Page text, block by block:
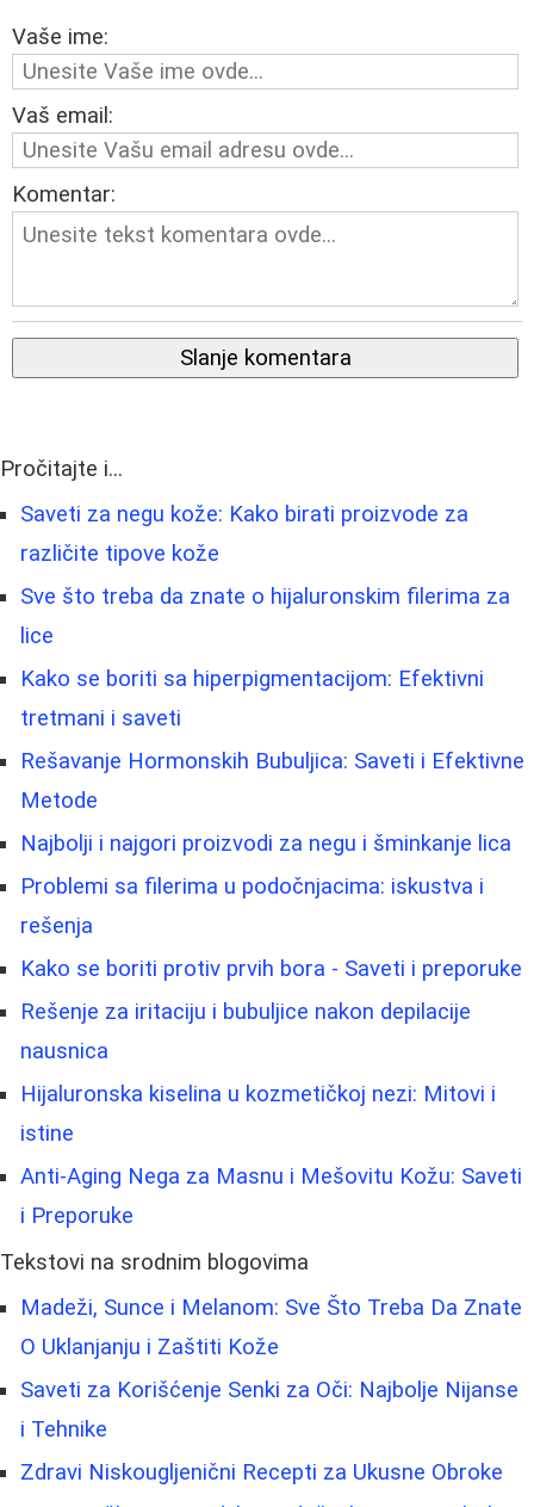
Vaše ime:
Vaš email:
Komentar:
Slanje komentara
Pročitajte i...
Saveti za negu kože: Kako birati proizvode za
različite tipove kože
Sve što treba da znate o hijaluronskim filerima za
lice
Kako se boriti sa hiperpigmentacijom: Efektivni
tretmani i saveti
Rešavanje Hormonskih Bubuljica: Saveti i Efektivne
Metode
Najbolji i najgori proizvodi za negu i šminkanje lica
Problemi sa filerima u podočnjacima: iskustva i
rešenja
Kako se boriti protiv prvih bora - Saveti i preporuke
Rešenje za iritaciju i bubuljice nakon depilacije
nausnica
Hijaluronska kiselina u kozmetičkoj nezi: Mitovi i
istine
Anti-Aging Nega za Masnu i Mešovitu Kožu: Saveti
i Preporuke
Tekstovi na srodnim blogovima
Madeži, Sunce i Melanom: Sve Što Treba Da Znate
O Uklanjanju i Zaštiti Kože
Saveti za Korišćenje Senki za Oči: Najbolje Nijanse
i Tehnike
Zdravi Niskougljenični Recepti za Ukusne Obroke